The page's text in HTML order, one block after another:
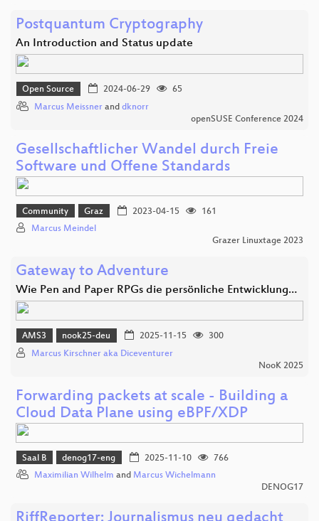
Postquantum Cryptography
An Introduction and Status update
Open Source 2024-06-29
65
Marcus Meissner and dknorr
openSUSE Conference 2024
Gesellschaftlicher Wandel durch Freie
Software und Offene Standards
Community Graz 2023-04-15
161
Marcus Meindel
Grazer Linuxtage 2023
Gateway to Adventure
Wie Pen and Paper RPGs die persönliche Entwicklung…
AMS3 nook25-deu 2025-11-15
300
Marcus Kirschner aka Diceventurer
NooK 2025
Forwarding packets at scale - Building a
Cloud Data Plane using eBPF/XDP
Saal B denog17-eng 2025-11-10
766
Maximilian Wilhelm and Marcus Wichelmann
DENOG17